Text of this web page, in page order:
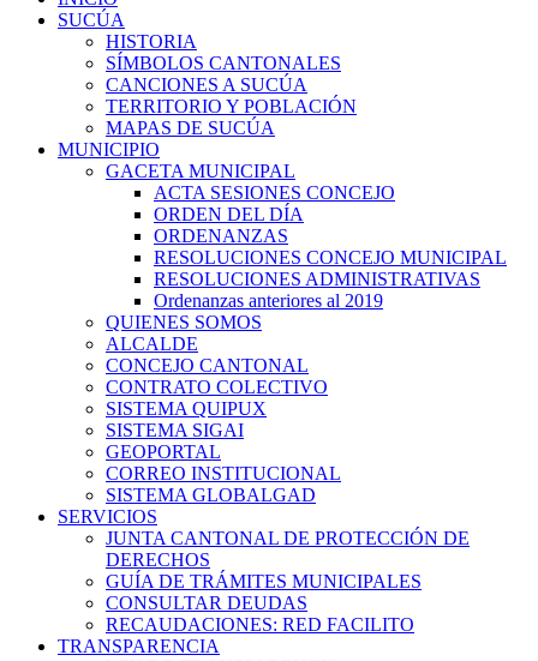
SUCÚA
HISTORIA
SÍMBOLOS CANTONALES
CANCIONES A SUCÚA
TERRITORIO Y POBLACIÓN
MAPAS DE SUCÚA
MUNICIPIO
GACETA MUNICIPAL
ACTA SESIONES CONCEJO
ORDEN DEL DÍA
ORDENANZAS
RESOLUCIONES CONCEJO MUNICIPAL
RESOLUCIONES ADMINISTRATIVAS
Ordenanzas anteriores al 2019
QUIENES SOMOS
ALCALDE
CONCEJO CANTONAL
CONTRATO COLECTIVO
SISTEMA QUIPUX
SISTEMA SIGAI
GEOPORTAL
CORREO INSTITUCIONAL
SISTEMA GLOBALGAD
SERVICIOS
JUNTA CANTONAL DE PROTECCIÓN DE
DERECHOS
GUÍA DE TRÁMITES MUNICIPALES
CONSULTAR DEUDAS
RECAUDACIONES: RED FACILITO
TRANSPARENCIA